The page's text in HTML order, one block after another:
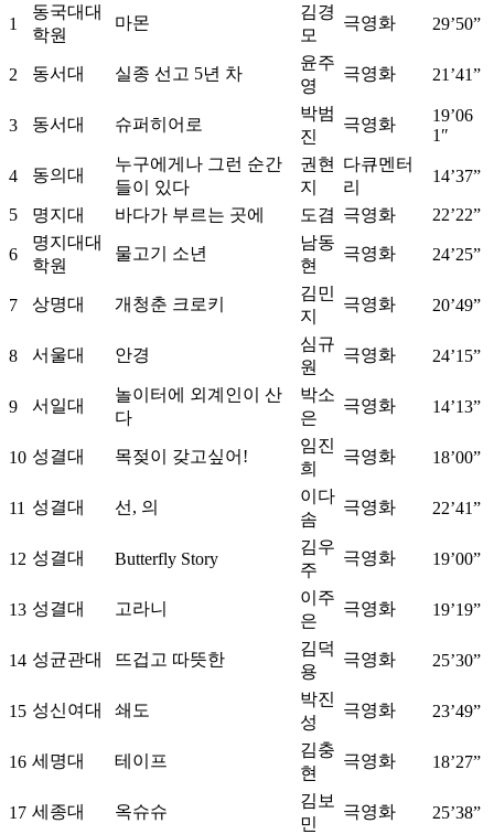
1
동국대대
학원
마몬
김경
모
극영화 29’50”
2 동서대 실종 선고 5년 차
윤주
영
극영화 21’41”
3 동서대 슈퍼히어로
박범
진
극영화
19’06
1″
4 동의대
누구에게나 그런 순간
들이 있다
권현
지
다큐멘터
리
14’37”
5 명지대 바다가 부르는 곳에 도겸 극영화 22’22”
6
명지대대
학원
물고기 소년
남동
현
극영화 24’25”
7 상명대 개청춘 크로키
김민
지
극영화 20’49”
8 서울대 안경
심규
원
극영화 24’15”
9 서일대
놀이터에 외계인이 산
다
박소
은
극영화 14’13”
10 성결대 목젖이 갖고싶어!
임진
희
극영화 18’00”
11 성결대 선, 의
이다
솜
극영화 22’41”
12 성결대 Butterfly Story
김우
주
극영화 19’00”
13 성결대 고라니
이주
은
극영화 19’19”
14 성균관대 뜨겁고 따뜻한
김덕
용
극영화 25’30”
15 성신여대 쇄도
박진
성
극영화 23’49”
16 세명대 테이프
김충
현
극영화 18’27”
17 세종대 옥슈슈
김보
민
극영화 25’38”